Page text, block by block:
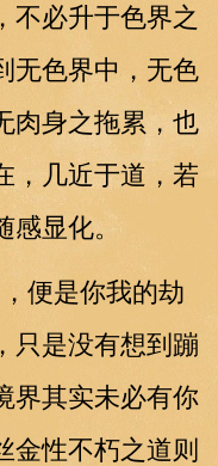
不必升于色界之
无色界中，无色
肉身之拖累，也
，几近于道，若
感显化。
便是你我的劫
只是没有想到蹦
界其实未必有你
金性不朽之道则